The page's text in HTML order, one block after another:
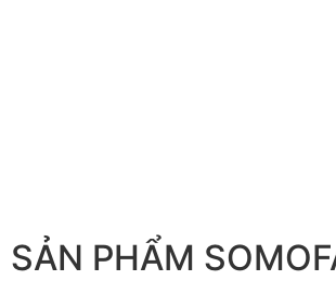
SẢN PHẨM